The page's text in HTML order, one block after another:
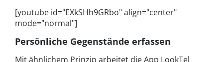
[youtube id="EXkSHh9GRbo" align="center"
mode="normal"]
Persönliche Gegenstände erfassen
Mit ähnlichem Prinzip arbeitet die App LookTel